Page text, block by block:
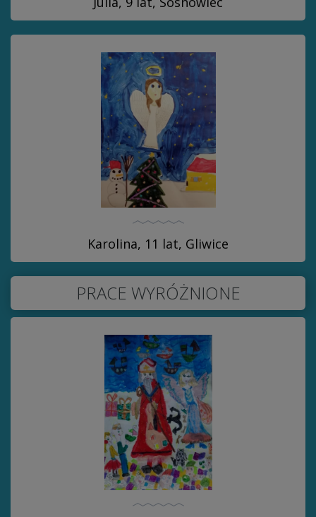
Karolina, 11 lat, Gliwice
PRACE WYRÓŻNIONE